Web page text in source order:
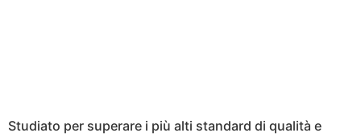
Studiato per superare i più alti standard di qualità e